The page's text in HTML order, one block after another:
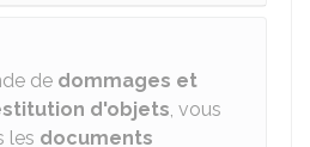
de dommages et
d'objets, vous
les documents